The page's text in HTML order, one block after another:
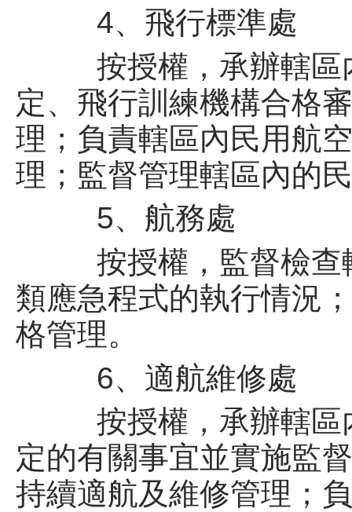
4、飛行標準處
按授權，承辦轄區
定、飛行訓練機構合格
理；負責轄區內民用航
理；監督管理轄區內的
5、航務處
按授權，監督檢查
類應急程式的執行情況
格管理。
6、適航維修處
按授權，承辦轄區
定的有關事宜並實施監
持續適航及維修管理；